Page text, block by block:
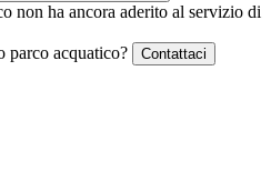
non ha ancora aderito al servizio di
parco acquatico?
Contattaci